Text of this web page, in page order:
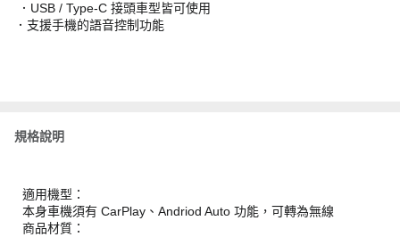
．USB / Type-C 接頭車型皆可使用
．支援手機的語音控制功能
規格說明
適用機型：
本身車機須有 CarPlay、Andriod Auto 功能，可轉為無線
商品材質：